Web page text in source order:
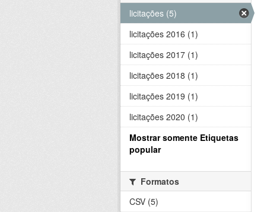
licitações (5)
licitações 2016 (1)
licitações 2017 (1)
licitações 2018 (1)
licitações 2019 (1)
licitações 2020 (1)
Mostrar somente Etiquetas
popular
Formatos
CSV (5)